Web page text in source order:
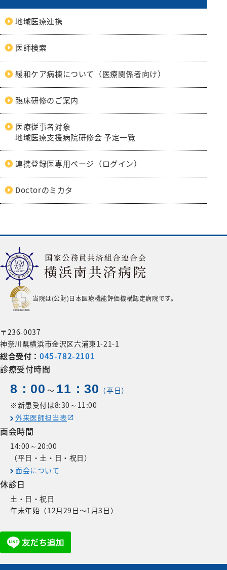
地域医療連携
医師検索
緩和ケア病棟について（医療関係者向け）
臨床研修のご案内
医療従事者対象
地域医療支援病院研修会 予定一覧
連携登録医専用ページ（ログイン）
Doctorのミカタ
当院は(公財)日本医療機能評価機構認定病院です。
〒236-0037
神奈川県横浜市金沢区六浦東1-21-1
総合受付：045-782-2101
診療受付時間
8：00 〜 11：30 （平日）
※新患受付は8:30～11:00
外来医師担当表
面会時間
14:00～20:00
（平日・土・日・祝日）
面会について
休診日
土・日・祝日
年末年始（12月29日〜1月3日）